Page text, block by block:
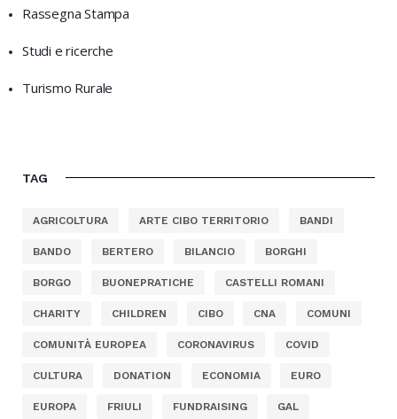
Rassegna Stampa
Studi e ricerche
Turismo Rurale
TAG
AGRICOLTURA ARTE CIBO TERRITORIO BANDI
BANDO BERTERO BILANCIO BORGHI
BORGO BUONEPRATICHE CASTELLI ROMANI
CHARITY CHILDREN CIBO CNA COMUNI
COMUNITÀ EUROPEA CORONAVIRUS COVID
CULTURA DONATION ECONOMIA EURO
EUROPA FRIULI FUNDRAISING GAL